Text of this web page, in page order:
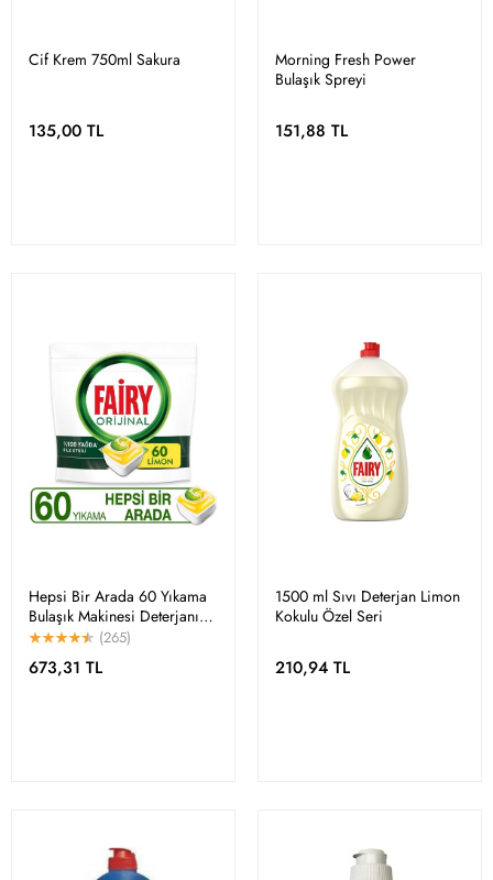
Cif Krem 750ml Sakura
135,00 TL
Morning Fresh Power
Bulaşık Spreyi
151,88 TL
Hepsi Bir Arada 60 Yıkama
Bulaşık Makinesi Deterjanı
Kapsülü Limon Kokulu
(265)
673,31 TL
1500 ml Sıvı Deterjan Limon
Kokulu Özel Seri
210,94 TL